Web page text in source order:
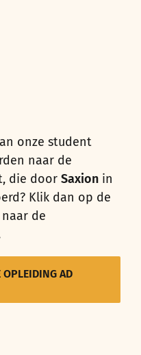
onze student
naar de
die door Saxion in
Klik dan op de
de
OPLEIDING AD